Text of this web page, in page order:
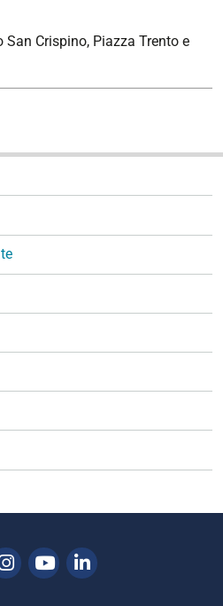
Crispino, Piazza Trento e
Instagram
YoutubeLinkedin